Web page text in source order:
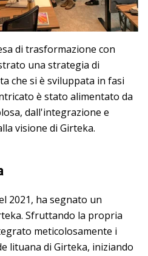
di trasformazione con
una strategia di
che si è sviluppata in fasi
è stato alimentato da
dall'integrazione e
visione di Girteka.
2021, ha segnato un
Sfruttando la propria
meticolosamente i
lituana di Girteka, iniziando